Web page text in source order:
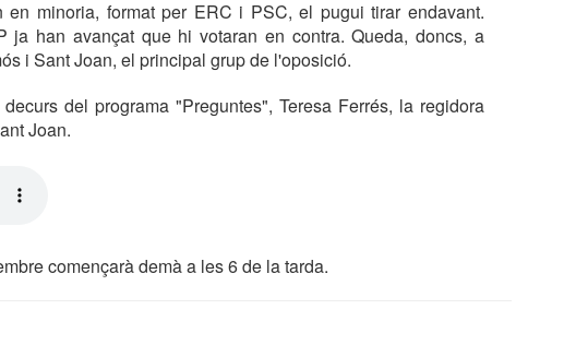
minoria, format per ERC i PSC, el pugui tirar endavant.
ja han avançat que hi votaran en contra. Queda, doncs, a
i Sant Joan, el principal grup de l'oposició.
del programa "Preguntes", Teresa Ferrés, la regidora
Joan.
començarà demà a les 6 de la tarda.